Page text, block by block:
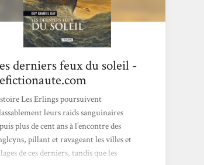
derniers feux du soleil -
Les Erlings poursuivent
leurs raids sanguinaires
plus de cent ans à l’encontre des
pillant et ravageant les villes et
de ces derniers, tandis que les